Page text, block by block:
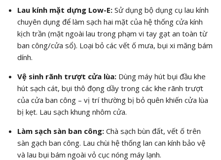
Lau kính mặt dựng Low-E:Sử dụng bộ dụng cụ lau kính
chuyên dụng để làm sạch hai mặt của hệ thống cửa kính
kịch trần (mặt ngoài lau trong phạm vi tay gạt an toàn từ
ban công/cửa sổ). Loại bỏ các vết ố mưa, bụi xi măng bám
dính.
Vệ sinh rãnh trượt cửa lùa:Dùng máy hút bụi đầu khe
hút sạch cát, bụi thô đọng dầy trong các khe rãnh trượt
của cửa ban công – vị trí thường bị bỏ quên khiến cửa lùa
bị kẹt. Lau sạch khung nhôm cửa.
Làm sạch sàn ban công:Chà sạch bùn đất, vết ố trên
sàn gạch ban công. Lau chùi hệ thống lan can kính bảo vệ
và lau bụi bám ngoài vỏ cục nóng máy lạnh.